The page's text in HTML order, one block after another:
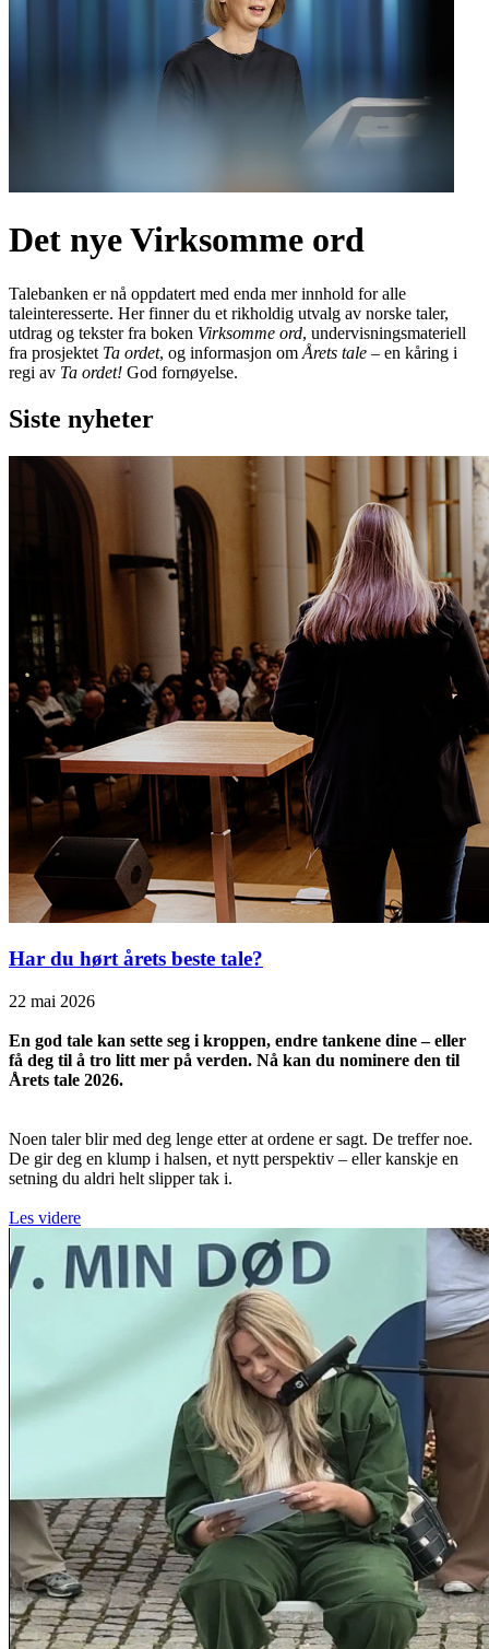
Det nye Virksomme ord
Talebanken er nå oppdatert med enda mer innhold for alle
taleinteresserte. Her finner du et rikholdig utvalg av norske taler,
utdrag og tekster fra boken Virksomme ord, undervisningsmateriell
fra prosjektet Ta ordet, og informasjon om Årets tale – en kåring i
regi av Ta ordet! God fornøyelse.
Siste nyheter
Har du hørt årets beste tale?
22 mai 2026
En god tale kan sette seg i kroppen, endre tankene dine – eller
få deg til å tro litt mer på verden. Nå kan du nominere den til
Årets tale 2026.
Noen taler blir med deg lenge etter at ordene er sagt. De treffer noe.
De gir deg en klump i halsen, et nytt perspektiv – eller kanskje en
setning du aldri helt slipper tak i.
Les videre